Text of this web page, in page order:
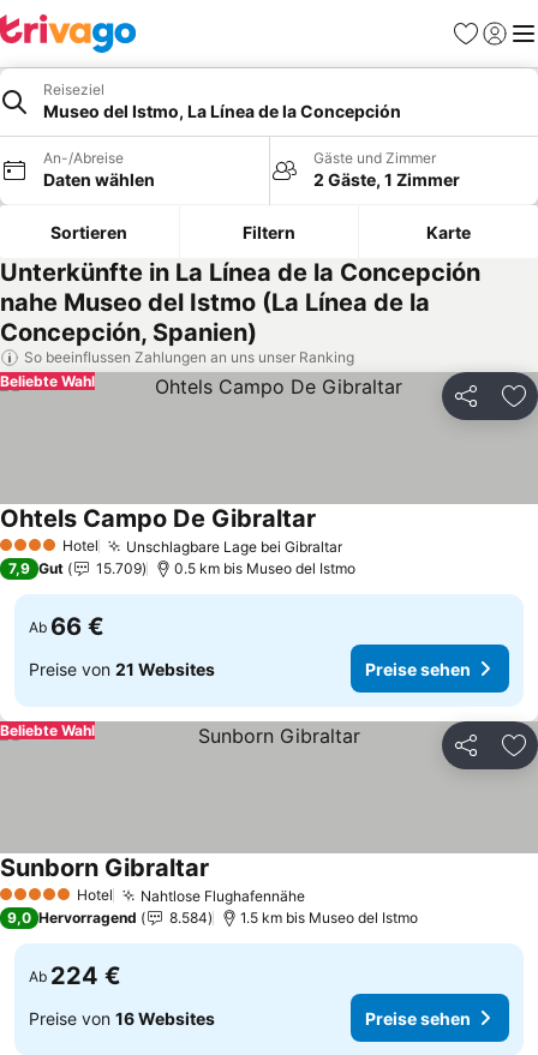
Favoriten
Reiseziel
Museo del Istmo, La Línea de la Concepción
An-/Abreise
Daten wählen
Gäste und Zimmer
2 Gäste, 1 Zimmer
Sortieren Filtern Karte
Unterkünfte in La Línea de la Concepción
nahe Museo del Istmo (La Línea de la
Concepción, Spanien)
So beeinflussen Zahlungen an uns unser Ranking
Teilen
Beliebte Wahl
4 Sterne Hotel Unschlagbare Lage bei GibraltarPreise sehen
Ohtels Campo De Gibraltar
7,9 Gut 15.709 0.5 km bis Museo del Istmo
Ab 66 €
Preise von 21 Websites Preise sehen
Teilen
Beliebte Wahl
5 Sterne Hotel Nahtlose FlughafennähePreise sehen
Sunborn Gibraltar
9,0 Hervorragend 8.584 1.5 km bis Museo del Istmo
Ab 224 €
Preise von 16 Websites Preise sehen